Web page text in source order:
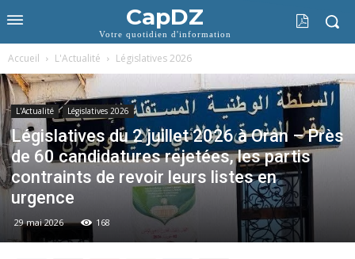
CapDZ
Votre quotidien d'information
Accueil L'Actualité Législatives 2026
L'Actualité Législatives 2026
Législatives du 2 juillet 2026 à Oran – Près
de 60 candidatures rejetées, les partis
contraints de revoir leurs listes en
urgence
29 mai 2026 168